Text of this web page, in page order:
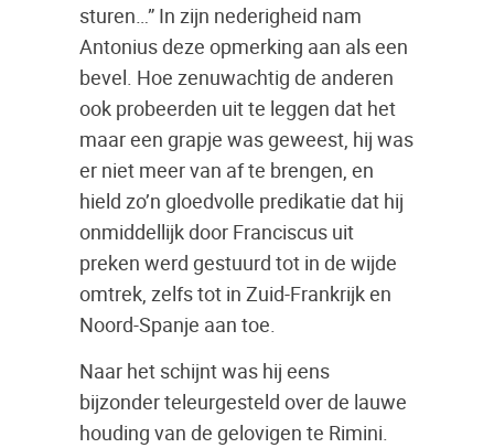
sturen…” In zijn nederigheid nam
Antonius deze opmerking aan als een
bevel. Hoe zenuwachtig de anderen
ook probeerden uit te leggen dat het
maar een grapje was geweest, hij was
er niet meer van af te brengen, en
hield zo’n gloedvolle predikatie dat hij
onmiddellijk door Franciscus uit
preken werd gestuurd tot in de wijde
omtrek, zelfs tot in Zuid-Frankrijk en
Noord-Spanje aan toe.
Naar het schijnt was hij eens
bijzonder teleurgesteld over de lauwe
houding van de gelovigen te Rimini.